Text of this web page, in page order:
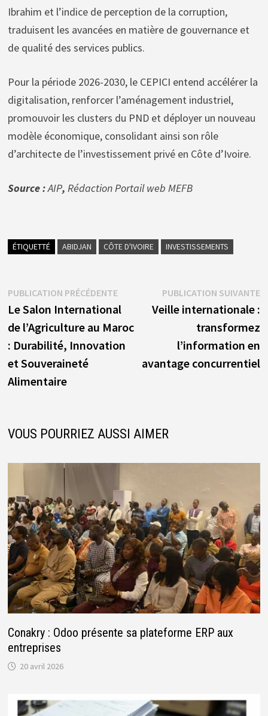
Ibrahim et l’indice de perception de la corruption,
traduisent les avancées en matière de gouvernance et
de qualité des services publics.
Pour la période 2026-2030, le CEPICI entend accélérer la
digitalisation, renforcer l’aménagement industriel,
promouvoir les clusters du PND et déployer un nouveau
modèle économique, consolidant ainsi son rôle
d’architecte de l’investissement privé en Côte d’Ivoire.
Source :AIP, Rédaction Portail web MEFB
ÉTIQUETTÉ ABIDJAN CÔTE D'IVOIRE INVESTISSEMENTS
Navigation
de
l’article
PUBLICATION PRÉCÉDENTEPublication
précédente :
Le Salon International
de l’Agriculture au Maroc
: Durabilité, Innovation
et Souveraineté
Alimentaire
PUBLICATION SUIVANTE
Veille internationale :
transformez
l’information en
avantage concurrentiel
VOUS POURRIEZ AUSSI AIMER
Conakry : Odoo présente sa plateforme ERP aux
entreprises
20 avril 2026